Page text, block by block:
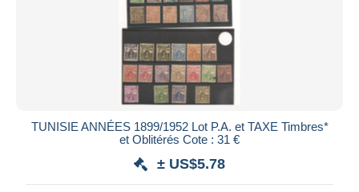
TUNISIE ANNÉES 1899/1952 Lot P.A. et TAXE Timbres*
et Oblitérés Cote : 31 €
± US$5.78